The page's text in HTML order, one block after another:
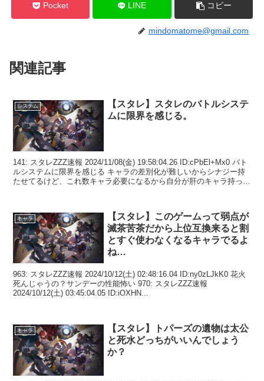
Pocket LINE コピー
mindomatome@gmail.com
関連記事
システム
【スタレ】スタレのバトルシステ
ムに限界を感じる。
141: スタレZZZ速報 2024/11/08(金) 19:58:04.26 ID:cPbEl+Mx0 バト
ルシステムに限界を感じる キャラの差別化が難しいからシナジー持
たせてるけど、これ数キャラ必要になるから自分が肝のキャラ持って
キャラ
【スタレ】このゲームって弱点が
滅茶苦茶だから上位互換来ると割
とすぐ使わなくなるキャラでるよ
ね…
963: スタレZZZ速報 2024/10/12(土) 02:48:16.04 ID:ny0zLJkK0 花火
死んじゃうの？サンデーの性能怖い 970: スタレZZZ速報
2024/10/12(土) 03:45:04.05 ID:iOXHN...
キャラ
【スタレ】トパーズの遺物は太公
と死水どっちがいいんでしょう
か？